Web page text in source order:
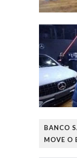
BANCO
MOVE O